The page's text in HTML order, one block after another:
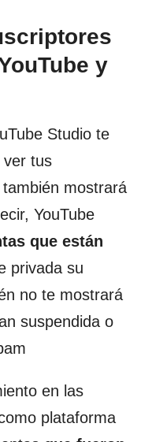
y
Studio te
ver tus
mostrará
YouTube
que están
privada su
no te mostrará
suspendida o
en las
plataforma